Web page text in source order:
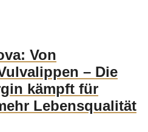
Von
– Die
kämpft für
Lebensqualität